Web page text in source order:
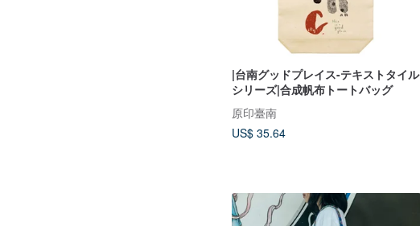
|台南グッドプレイス-テキストタイル
シリーズ|合成帆布トートバッグ
原印臺南
US$ 35.64